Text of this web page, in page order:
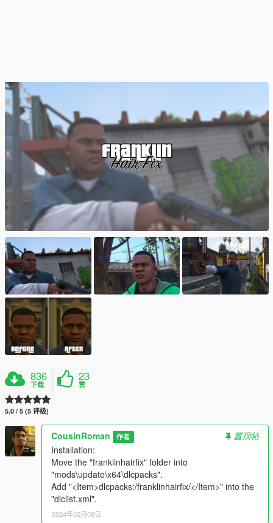
836
下载
23
赞
5.0 / 5 (5 评级)
CousinRoman 作者
置顶帖
Installation:
Move the "franklinhairfix" folder into
"mods\update\x64\dlcpacks".
Add "<Item>dlcpacks:/franklinhairfix/</Item>" into the
"dlclist.xml".
2024年02月08日